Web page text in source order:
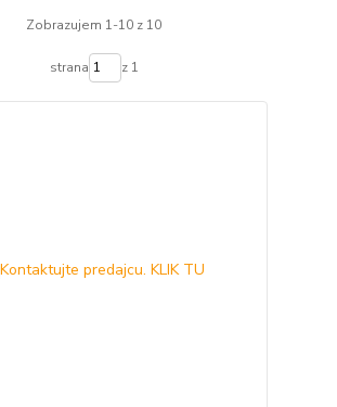
Zobrazujem 1-10 z 10
strana z 1